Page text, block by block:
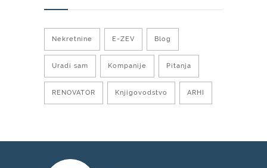
Nekretnine E-ZEV Blog
Uradi sam Kompanije Pitanja
RENOVATOR Knjigovodstvo ARHI